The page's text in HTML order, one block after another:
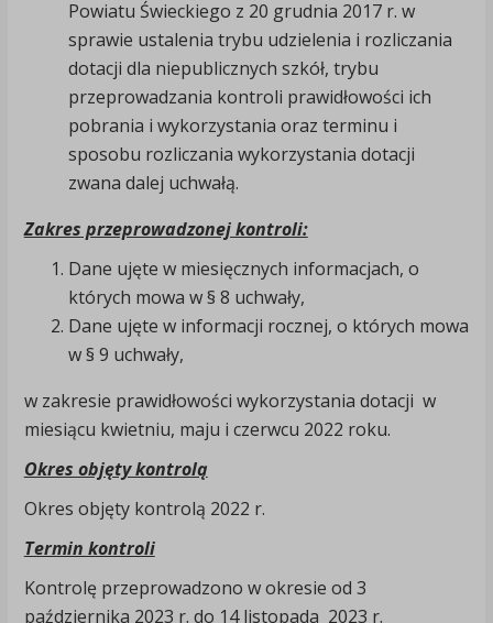
Powiatu Świeckiego z 20 grudnia 2017 r. w
sprawie ustalenia trybu udzielenia i rozliczania
dotacji dla niepublicznych szkół, trybu
przeprowadzania kontroli prawidłowości ich
pobrania i wykorzystania oraz terminu i
sposobu rozliczania wykorzystania dotacji
zwana dalej uchwałą.
Zakres przeprowadzonej kontroli:
Dane ujęte w miesięcznych informacjach, o
których mowa w § 8 uchwały,
Dane ujęte w informacji rocznej, o których mowa
w § 9 uchwały,
w zakresie prawidłowości wykorzystania dotacji w
miesiącu kwietniu, maju i czerwcu 2022 roku.
Okres objęty kontrolą
Okres objęty kontrolą 2022 r.
Termin kontroli
Kontrolę przeprowadzono w okresie od 3
października 2023 r. do 14 listopada 2023 r.